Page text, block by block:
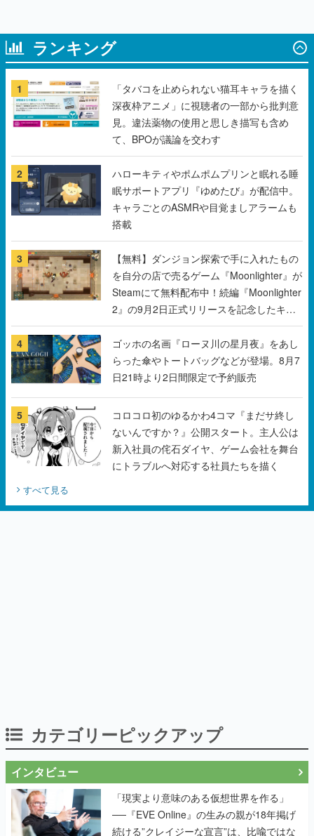
ランキング
1
「タバコを止められない猫耳キャラを描く
深夜枠アニメ」に視聴者の一部から批判意
見。違法薬物の使用と思しき描写も含め
て、BPOが議論を交わす
2
ハローキティやポムポムプリンと眠れる睡
眠サポートアプリ『ゆめたび』が配信中。
キャラごとのASMRや目覚ましアラームも
搭載
3
【無料】ダンジョン探索で手に入れたもの
を自分の店で売るゲーム『Moonlighter』が
Steamにて無料配布中！続編『Moonlighter
2』の9月2日正式リリースを記念したキャ
ンペーン
4
ゴッホの名画『ローヌ川の星月夜』をあし
らった傘やトートバッグなどが登場。8月7
日21時より2日間限定で予約販売
5
コロコロ初のゆるかわ4コマ『まだサ終し
ないんですか？』公開スタート。主人公は
新入社員の侘石ダイヤ、ゲーム会社を舞台
にトラブルへ対応する社員たちを描く
すべて見る
カテゴリーピックアップ
インタビュー
「現実より意味のある仮想世界を作る」
──『EVE Online』の生みの親が18年掲げ
続ける”クレイジーな宣言”は、比喩ではな